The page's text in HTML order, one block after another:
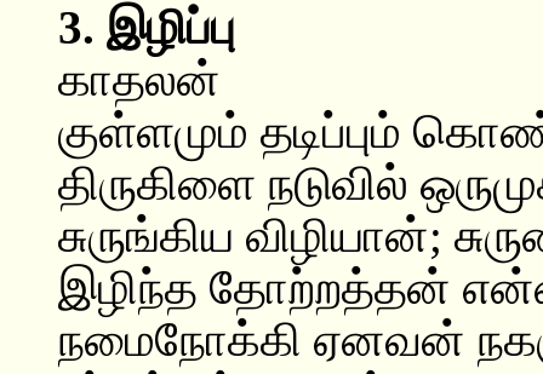
3. இழிப்பு
காதலன்
குள்ளமும் தடிப்பும்
திருகிளை நடுவில்
சுருங்கிய விழியான்;
இழிந்த தோற்றத்தன்
நமைநோக்கி ஏனவன்